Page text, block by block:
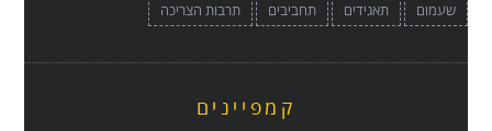
שעמום
תאגידים תחביבים תרבות הצריכה
קמפיינים